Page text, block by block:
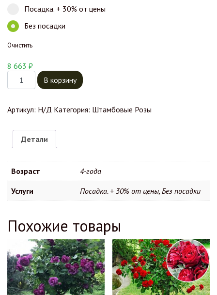
Посадка. + 30% от цены
Без посадки
Очистить
8 663 ₽
Количество товара Роза Мондиаль Олимпик штамбовая
В корзину
Артикул: Н/Д Категория: Штамбовые Розы
Детали
Возраст 4-года
Услуги Посадка. + 30% от цены, Без посадки
Похожие товары